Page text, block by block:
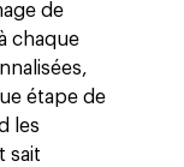
de
chaque
étape de
les
sait